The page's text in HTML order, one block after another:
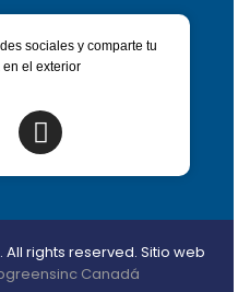
sociales y comparte tu
el exterior
rights reserved. Sitio web
Canadá